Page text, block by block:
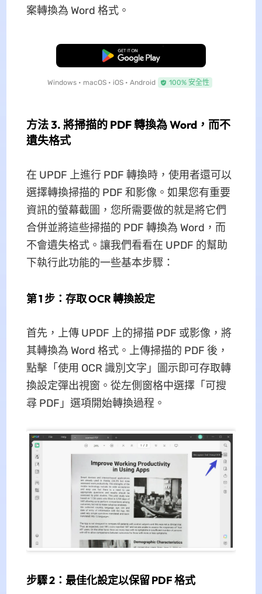
案轉換為 Word 格式。
免費下載
Windows • macOS • iOS • Android 100% 安全性
方法 3. 將掃描的 PDF 轉換為 Word，而不
遺失格式
在 UPDF 上進行 PDF 轉換時，使用者還可以
選擇轉換掃描的 PDF 和影像。如果您有重要
資訊的螢幕截圖，您所需要做的就是將它們
合併並將這些掃描的 PDF 轉換為 Word，而
不會遺失格式。讓我們看看在 UPDF 的幫助
下執行此功能的一些基本步驟：
第 1 步：存取 OCR 轉換設定
首先，上傳 UPDF 上的掃描 PDF 或影像，將
其轉換為 Word 格式。上傳掃描的 PDF 後，
點擊「使用 OCR 識別文字」圖示即可存取轉
換設定彈出視窗。從左側窗格中選擇「可搜
尋 PDF」選項開始轉換過程。
步驟 2：最佳化設定以保留 PDF 格式